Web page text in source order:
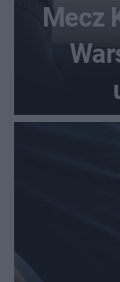
Mecz